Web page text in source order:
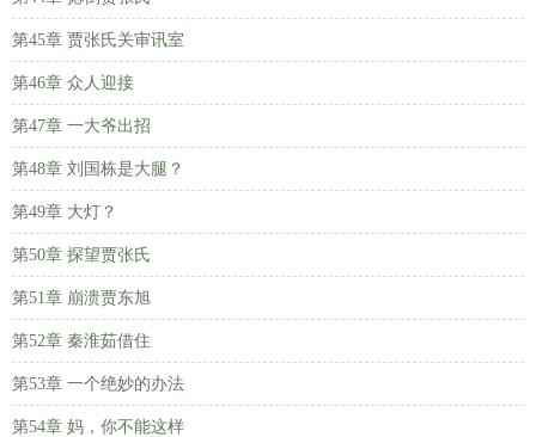
第45章 贾张氏关审讯室
第46章 众人迎接
第47章 一大爷出招
第48章 刘国栋是大腿？
第49章 大灯？
第50章 探望贾张氏
第51章 崩溃贾东旭
第52章 秦淮茹借住
第53章 一个绝妙的办法
第54章 妈，你不能这样